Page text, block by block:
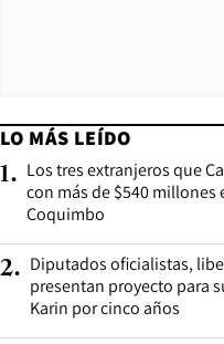
LO MÁS LEÍDO
1. Los tres extranjeros que
con más de $540 millones
Coquimbo
2. Diputados oficialistas,
presentan proyecto para
Karin por cinco años